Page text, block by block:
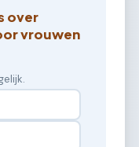
over
vrouwen